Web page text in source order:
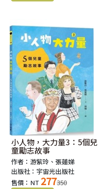
小人物，大力量3：5個兒
童勵志故事
作者：游紫玲、張蓮娣
出版社：宇宙光出版社
售價：NT 277350